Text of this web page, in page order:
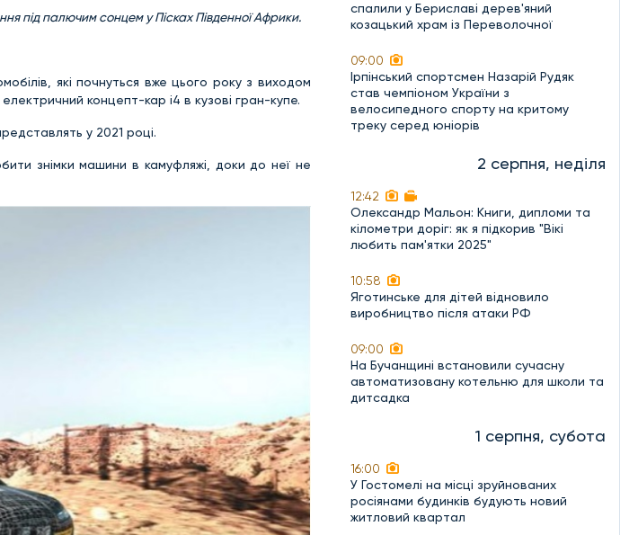
під палючим сонцем у Пісках Південної Африки.
які почнуться вже цього року з виходом
концепт-кар i4 в кузові гран-купе.
у 2021 році.
знімки машини в камуфляжі, доки до неї не
спалили у Бериславі дерев'яний
козацький храм із Переволочної
09:00
Ірпінський спортсмен Назарій Рудяк
став чемпіоном України з
велосипедного спорту на критому
треку серед юніорів
2 серпня, неділя
12:42
Олександр Мальон: Книги, дипломи та
кілометри доріг: як я підкорив "Вікі
любить пам'ятки 2025"
10:58
Яготинське для дітей відновило
виробництво після атаки РФ
09:00
На Бучанщині встановили сучасну
автоматизовану котельню для школи та
дитсадка
1 серпня, субота
16:00
У Гостомелі на місці зруйнованих
росіянами будинків будують новий
житловий квартал